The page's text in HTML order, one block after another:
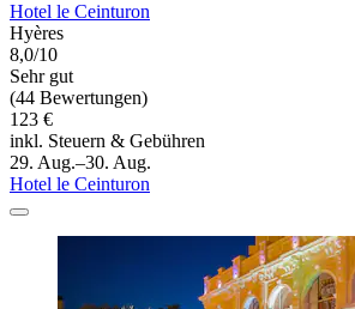
Hotel le Ceinturon
Hyères
8,0/10
Sehr gut
(44 Bewertungen)
123 €
inkl. Steuern & Gebühren
29. Aug.–30. Aug.
Hotel le Ceinturon